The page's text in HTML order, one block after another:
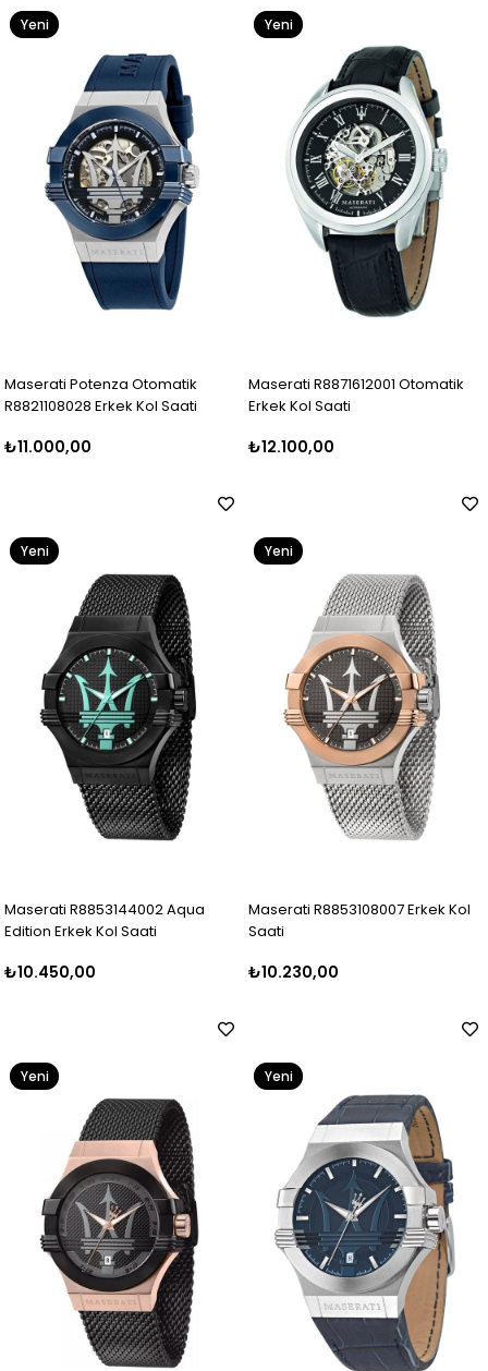
Maserati Potenza Otomatik
R8821108028 Erkek Kol Saati
₺11.000,00
Yeni
Maserati R8871612001 Otomatik
Erkek Kol Saati
₺12.100,00
Yeni
Maserati R8853144002 Aqua
Edition Erkek Kol Saati
₺10.450,00
Yeni
Maserati R8853108007 Erkek Kol
Saati
₺10.230,00
Yeni
Yeni
Yeni